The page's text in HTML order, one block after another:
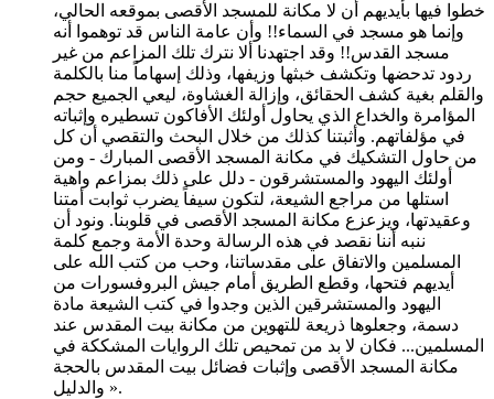
خطوا فيها بأيديهم أن لا مكانة للمسجد الأقصى بموقعه الحالي،
وإنما هو مسجد في السماء!! وأن عامة الناس قد توهموا أنه
مسجد القدس!! وقد اجتهدنا ألا نترك تلك المزاعم من غير
ردود تدحضها وتكشف خبثها وزيفها، وذلك إسهاماً منا بالكلمة
والقلم بغية كشف الحقائق، وإزالة الغشاوة، ليعي الجميع حجم
المؤامرة والخداع الذي يحاول أولئك الأفاكون تسطيره وإثباته
في مؤلفاتهم. وأثبتنا كذلك من خلال البحث والتقصي أن كل
من حاول التشكيك في مكانة المسجد الأقصى المبارك - ومن
أولئك اليهود والمستشرقون - دلل على ذلك بمزاعم واهية
استلها من مراجع الشيعة، لتكون سيفاً يضرب ثوابت أمتنا
وعقيدتها، ويزعزع مكانة المسجد الأقصى في قلوبنا. ونود أن
ننبه أننا نقصد في هذه الرسالة وحدة الأمة وجمع كلمة
المسلمين والاتفاق على مقدساتنا، وحب من كتب الله على
أيديهم فتحها، وقطع الطريق أمام جيش البروفسورات من
اليهود والمستشرقين الذين وجدوا في كتب الشيعة مادة
دسمة، وجعلوها ذريعة للتهوين من مكانة بيت المقدس عند
المسلمين... فكان لا بد من تمحيص تلك الروايات المشككة في
مكانة المسجد الأقصى وإثبات فضائل بيت المقدس بالحجة
والدليل ».